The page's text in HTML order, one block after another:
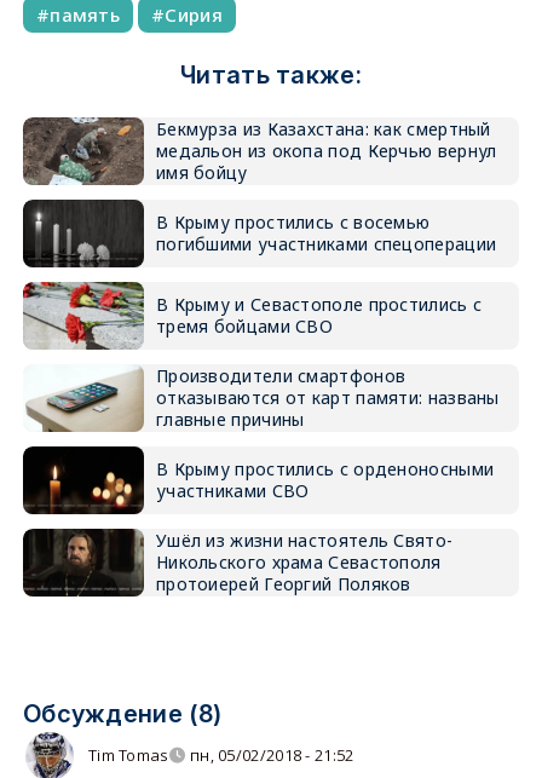
память Сирия
Читать также:
Бекмурза из Казахстана: как смертный
медальон из окопа под Керчью вернул
имя бойцу
В Крыму простились с восемью
погибшими участниками спецоперации
В Крыму и Севастополе простились с
тремя бойцами СВО
Производители смартфонов
отказываются от карт памяти: названы
главные причины
В Крыму простились с орденоносными
участниками СВО
Ушёл из жизни настоятель Свято-
Никольского храма Севастополя
протоиерей Георгий Поляков
Обсуждение (8)
Tim Tomas пн, 05/02/2018 - 21:52